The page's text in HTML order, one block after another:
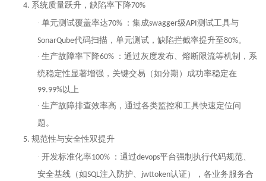
4. 系统质量跃升，缺陷率下降70%
· 单元测试覆盖率达70% ：集成swagger级API测试工具与
SonarQube代码扫描，单元测试，缺陷拦截率提升至80%。
· 生产故障率下降60% ：通过灰度发布、熔断限流等机制，系
统稳定性显著增强，关键交易（如分期 ）成功率稳定在
99.99%以上
· 生产故障排查效率高，通过各类监控和工具快速定位问
题。
5. 规范性与安全性双提升
· 开发标准化率100% ：通过devops平台强制执行代码规范、
安全基线（如SQL注入防护、 jwttoken认证）， 各业务服务合